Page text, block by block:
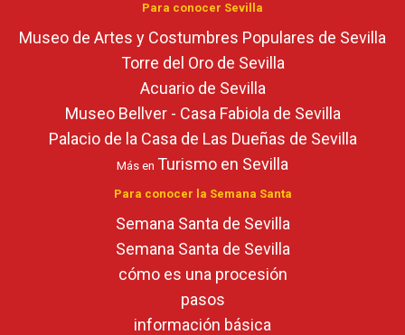
Para conocer Sevilla
Museo de Artes y Costumbres Populares de Sevilla
Torre del Oro de Sevilla
Acuario de Sevilla
Museo Bellver - Casa Fabiola de Sevilla
Palacio de la Casa de Las Dueñas de Sevilla
Más en Turismo en Sevilla
Para conocer la Semana Santa
Semana Santa de Sevilla
Semana Santa de Sevilla
cómo es una procesión
pasos
información básica